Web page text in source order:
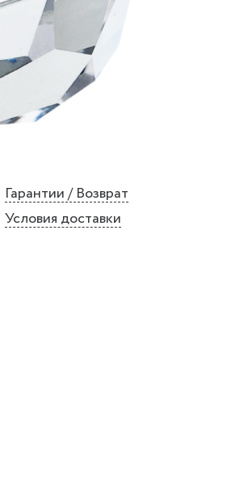
Гарантии / Возврат
Условия доставки